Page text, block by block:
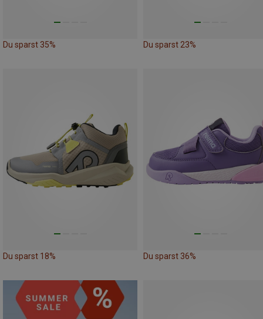
Du sparst 35% Du sparst 23%
Du sparst 18% Du sparst 36%